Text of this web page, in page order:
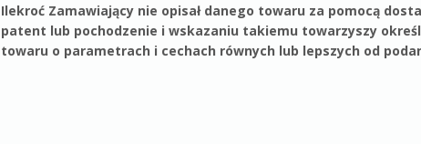
Ilekroć Zamawiający nie opisał danego towaru za pomocą
patent lub pochodzenie i wskazaniu takiemu towarzyszy
towaru o parametrach i cechach równych lub lepszych od